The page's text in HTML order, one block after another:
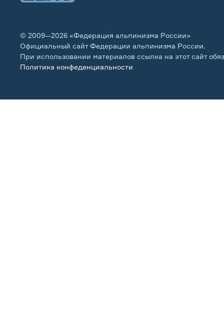
© 2009—2026 «Федерация альпинизма России»
Официальный сайт Федерации альпинизма России.
При использовании материалов ссылка на этот сайт
Политика конфеденциальности